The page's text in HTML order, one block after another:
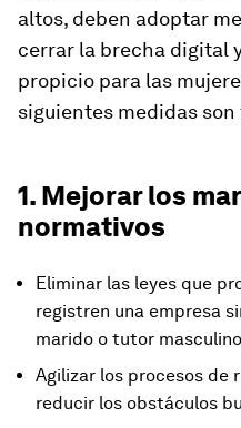
altos, deben adoptar
cerrar la brecha digital
propicio para las
siguientes medidas
1. Mejorar los
normativos
Eliminar las leyes que
registren una empresa
marido o tutor
Agilizar los procesos de
reducir los obstáculos